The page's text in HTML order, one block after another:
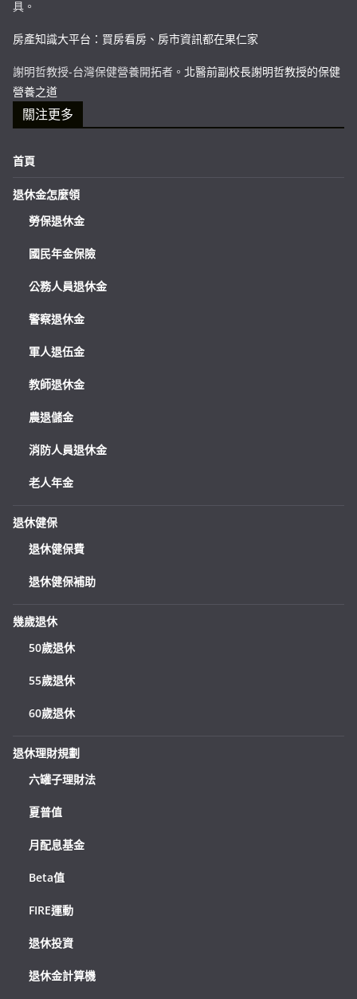
具。
房產知識大平台：買房看房、房市資訊都在果仁家
謝明哲教授-台灣保健營養開拓者。 北醫前副校長謝明哲教授的保健
營養之道
關注更多
首頁
退休金怎麼領
勞保退休金
國民年金保險
公務人員退休金
警察退休金
軍人退伍金
教師退休金
農退儲金
消防人員退休金
老人年金
退休健保
退休健保費
退休健保補助
幾歲退休
50歲退休
55歲退休
60歲退休
退休理財規劃
六罐子理財法
夏普值
月配息基金
Beta值
FIRE運動
退休投資
退休金計算機